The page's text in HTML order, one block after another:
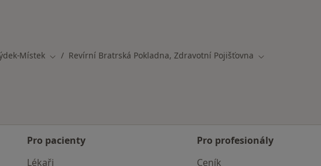
Místek Změna města
Revírní Bratrská Pokladna, Zdravotní Pojišťovna Změna města
Pro pacienty
Lékaři
Pro profesionály
Ceník